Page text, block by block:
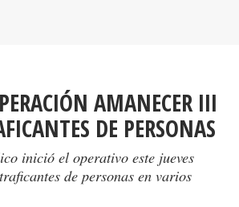
AMANECER III
DE PERSONAS
inició el operativo este jueves
de personas en varios